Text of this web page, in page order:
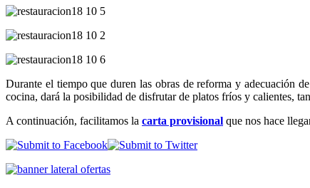
Durante el tiempo que duren las obras de reforma y adecuación
cocina, dará la posibilidad de disfrutar de platos fríos y calientes,
A continuación, facilitamos la carta provisional que nos hace